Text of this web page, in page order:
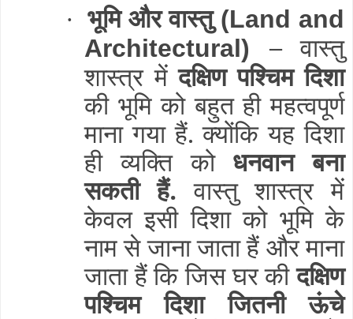
· भूमि और वास्तु(Land and
Architectural)–वास्तु
शास्त्र मेंदक्षिण पश्चिम दिशा
की भूमि को बहुत ही महत्वपूर्ण
माना गया हैं. क्योंकि यह दिशा
ही व्यक्ति को धनवान बना
सकती हैं. वास्तु शास्त्र में
केवल इसी दिशा को भूमि के
नाम से जाना जाता हैं और माना
जाता हैं कि जिस घर कीदक्षिण
पश्चिम दिशा जितनी ऊंचे